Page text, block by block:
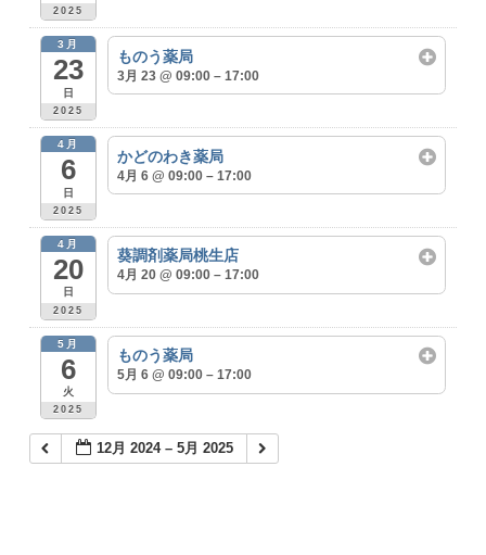
2025
3月
23
日
2025
ものう薬局
3月 23 @ 09:00 – 17:00
4月
6
日
2025
かどのわき薬局
4月 6 @ 09:00 – 17:00
4月
20
日
2025
葵調剤薬局桃生店
4月 20 @ 09:00 – 17:00
5月
6
火
2025
ものう薬局
5月 6 @ 09:00 – 17:00
12月 2024 – 5月 2025